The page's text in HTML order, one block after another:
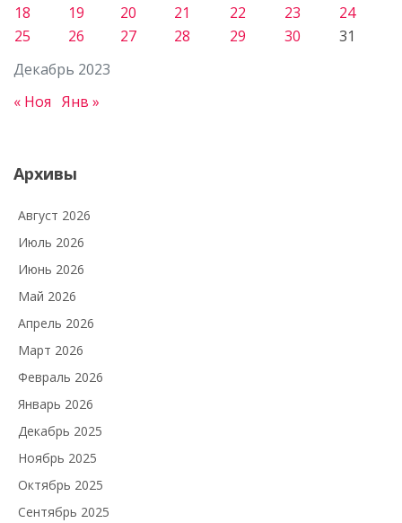
Декабрь 2023
18
19 20 21 22 23
24
25
26 27 28 29 30 31
« Ноя Янв »
Архивы
Август 2026
Июль 2026
Июнь 2026
Май 2026
Апрель 2026
Март 2026
Февраль 2026
Январь 2026
Декабрь 2025
Ноябрь 2025
Октябрь 2025
Сентябрь 2025